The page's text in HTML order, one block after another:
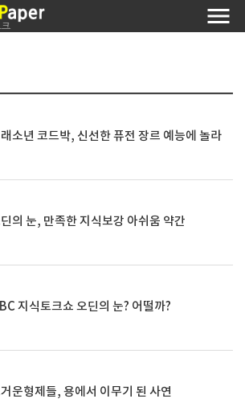
소년 코드박, 신선한 퓨전 장르 예능에 놀라
의 눈, 만족한 지식보강 아쉬움 약간
지식토크쇼 오딘의 눈? 어떨까?
운형제들, 용에서 이무기 된 사연